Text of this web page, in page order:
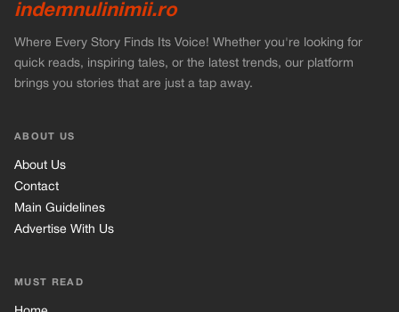
indemnulinimii.ro
Where Every Story Finds Its Voice! Whether you're looking for
quick reads, inspiring tales, or the latest trends, our platform
brings you stories that are just a tap away.
ABOUT US
About Us
Contact
Main Guidelines
Advertise With Us
MUST READ